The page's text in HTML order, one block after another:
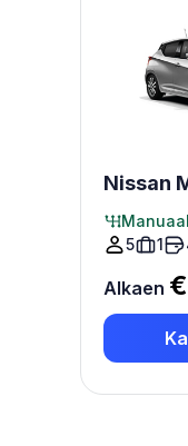
Nissan
5
1
Alkaen